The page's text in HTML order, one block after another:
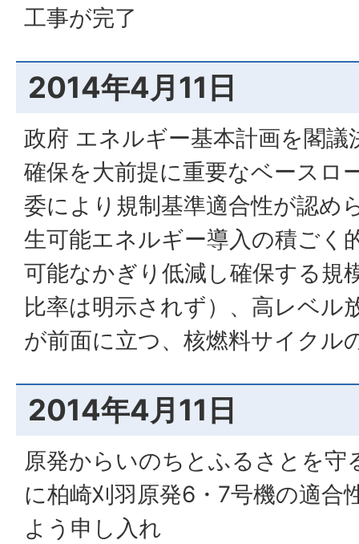
工事が完了
2014年4月11日
政府 エネルギー基本計画を閣議
確保を大前提に重要なベースロ
委により規制基準適合性が認め
生可能エネルギー導入の積ごく
可能なかぎり低減し確保する規
比率は明示されず）、高レベル
が前面に立つ、核燃料サイクル
2014年4月11日
原発からいのちとふるさとを守
に柏崎刈羽原発6・7号機の適合
よう申し入れ